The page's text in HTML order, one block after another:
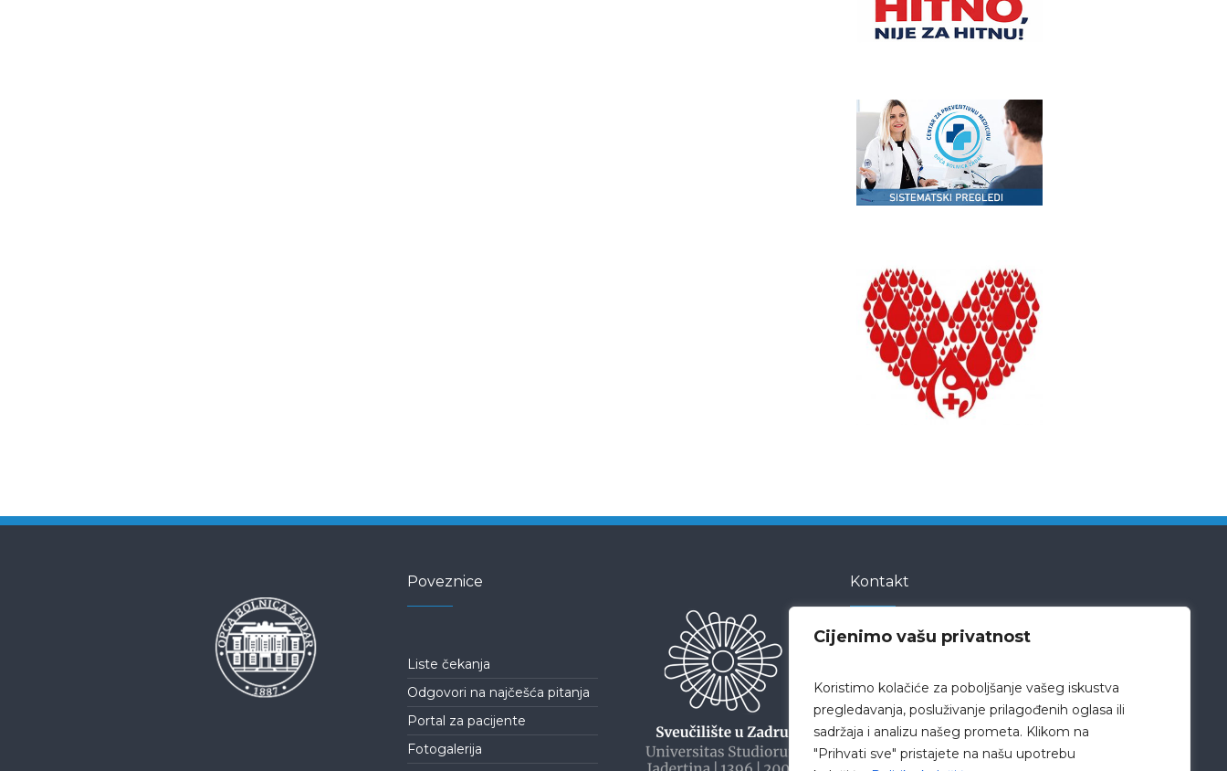
Cijenimo vašu privatnost
Koristimo kolačiće za poboljšanje vašeg iskustva
pregledavanja, posluživanje prilagođenih oglasa ili
sadržaja i analizu našeg prometa. Klikom na
"Prihvati sve" pristajete na našu upotrebu
Poveznice
Liste čekanja
Odgovori na najčešća pitanja
Portal za pacijente
Fotogalerija
Kontakt
Hrvatska
pisarnica@bolnica-zadar.hr